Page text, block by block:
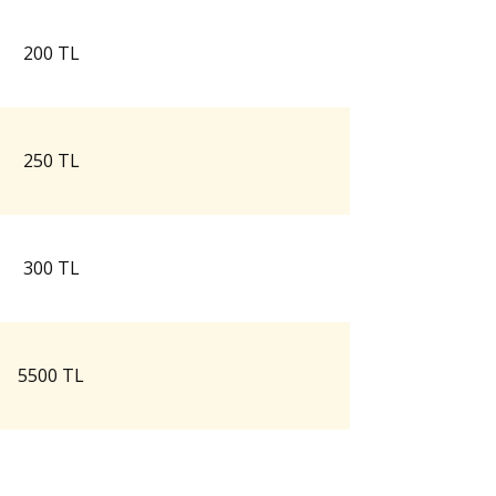
200 TL
250 TL
300 TL
5500 TL